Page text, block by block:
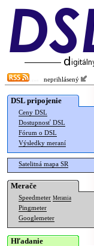
neprihlásený
DSL pripojenie
Ceny DSL
Dostupnosť DSL
Fórum o DSL
Výsledky meraní
Satelitná mapa SR
Merače
Speedmeter Merania
Pingmeter
Googlemeter
Hľadanie